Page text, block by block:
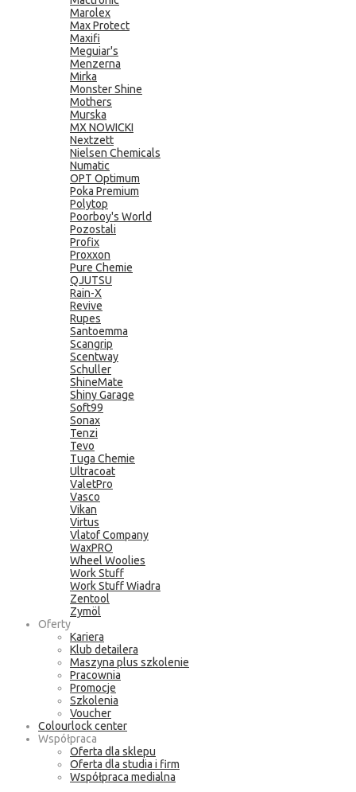
Marolex
Max Protect
Maxifi
Meguiar's
Menzerna
Mirka
Monster Shine
Mothers
Murska
MX NOWICKI
Nextzett
Nielsen Chemicals
Numatic
OPT Optimum
Poka Premium
Polytop
Poorboy's World
Pozostali
Profix
Proxxon
Pure Chemie
QJUTSU
Rain-X
Revive
Rupes
Santoemma
Scangrip
Scentway
Schuller
ShineMate
Shiny Garage
Soft99
Sonax
Tenzi
Tevo
Tuga Chemie
Ultracoat
ValetPro
Vasco
Vikan
Virtus
Vlatof Company
WaxPRO
Wheel Woolies
Work Stuff
Work Stuff Wiadra
Zentool
Zymöl
Oferty
Kariera
Klub detailera
Maszyna plus szkolenie
Pracownia
Promocje
Szkolenia
Voucher
Colourlock center
Współpraca
Oferta dla sklepu
Oferta dla studia i firm
Współpraca medialna